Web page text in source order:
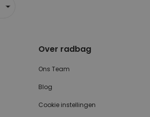
Over radbag
Ons Team
Blog
Cookie instellingen